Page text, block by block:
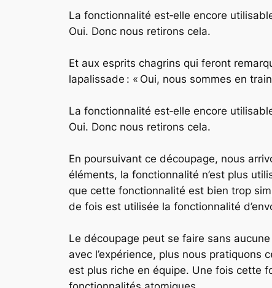
La fonctionnalité est‑elle encore
Oui. Donc nous retirons cela.
Et aux esprits chagrins qui feront
lapalissade : « Oui, nous sommes en
La fonctionnalité est‑elle encore
Oui. Donc nous retirons cela.
En poursuivant ce découpage, nous
éléments, la fonctionnalité n’est plus
que cette fonctionnalité est bien trop
de fois est utilisée la fonctionnalité
Le découpage peut se faire sans
avec l’expérience, plus nous
est plus riche en équipe. Une fois cette